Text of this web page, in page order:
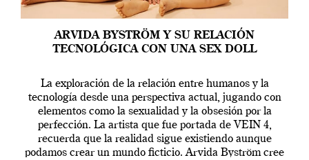
ARVIDA BYSTRÖM Y SU RELACIÓN
TECNOLÓGICA CON UNA SEX DOLL
La exploración de la relación entre humanos y la
tecnología desde una perspectiva actual, jugando con
elementos como la sexualidad y la obsesión por la
perfección. La artista que fue portada de VEIN 4,
recuerda que la realidad sigue existiendo aunque
podamos crear un mundo ficticio. Arvida Byström cree